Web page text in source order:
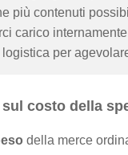
più contenuti
carico
per
costo della
della merce